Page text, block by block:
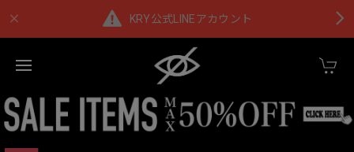
KRY公式LINEアカウント